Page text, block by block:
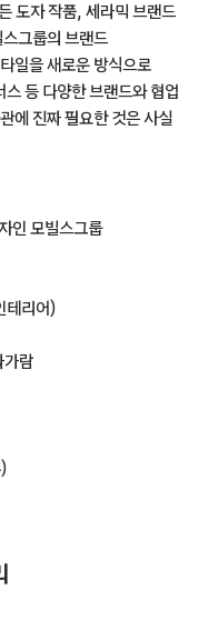
도자 작품, 세라믹 브랜드
그룹의 브랜드
일을 새로운 방식으로
등 다양한 브랜드와 협업
에 진짜 필요한 것은 사실
인 모빌스그룹
테리어)
가람